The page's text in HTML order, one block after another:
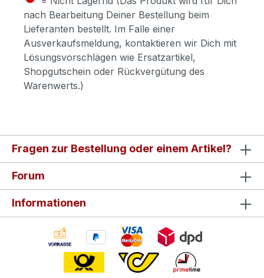
nach Bearbeitung Deiner Bestellung beim
Lieferanten bestellt. Im Falle einer
Ausverkaufsmeldung, kontaktieren wir Dich mit
Lösungsvorschlägen wie Ersatzartikel,
Shopgutschein oder Rückvergütung des
Warenwerts.)
Fragen zur Bestellung oder einem Artikel?
Forum
Informationen